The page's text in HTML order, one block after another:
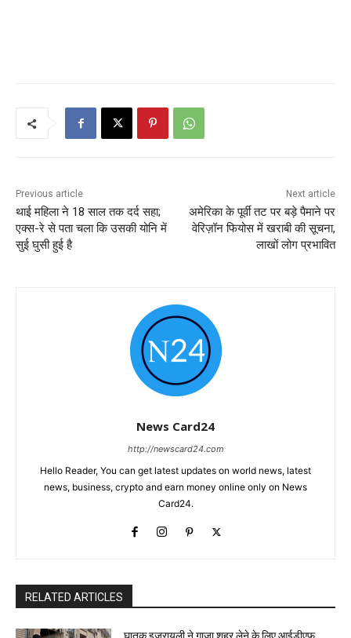
Previous article
थाई महिला ने 18 साल तक दर्द सहा;
एक्स-रे से पता चला कि उसकी योनि में
सुई घुसी हुई है
Next article
अमेरिका के पूर्वी तट पर बड़े पैमाने पर
वेरिज़ॉन फियोस में खराबी की सूचना,
लाखों लोग प्रभावित
News Card24
http://newscard24.com
Hello Reader, You can get latest updates on world news, latest
news, business, crypto and earn money online only on News
Card24.
RELATED ARTICLES